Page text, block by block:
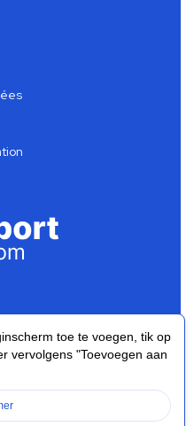
2026 ®
toe te voegen, tik op
vervolgens "Toevoegen aan